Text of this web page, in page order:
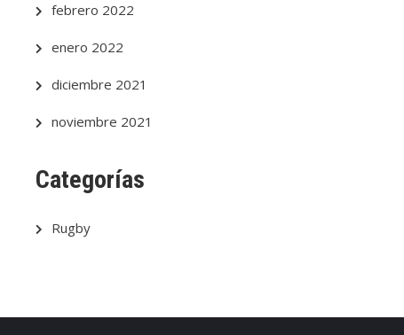
febrero 2022
enero 2022
diciembre 2021
noviembre 2021
Categorías
Rugby